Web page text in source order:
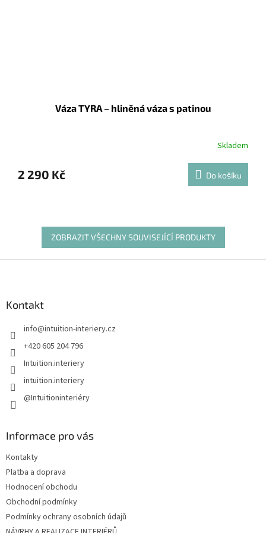
Váza TYRA – hliněná váza s patinou
Skladem
2 290 Kč Do košíku
ZOBRAZIT VŠECHNY SOUVISEJÍCÍ PRODUKTY
Kontakt
info@intuition-interiery.cz
+420 605 204 796
Intuition.interiery
intuition.interiery
@Intuitioninteriéry
Informace pro vás
Kontakty
Platba a doprava
Hodnocení obchodu
Obchodní podmínky
Podmínky ochrany osobních údajů